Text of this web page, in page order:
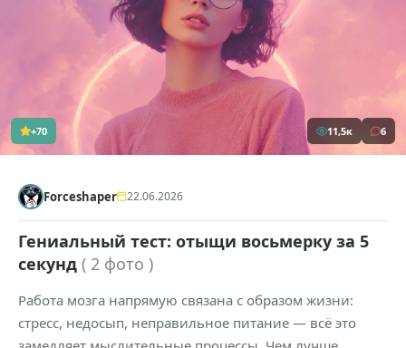
+70 11,5к 6
Forceshaper 22.06.2026
Гениальный тест: отыщи восьмерку за 5
секунд ( 2 фото )
Работа мозга напрямую связана с образом жизни:
стресс, недосып, неправильное питание — всё это